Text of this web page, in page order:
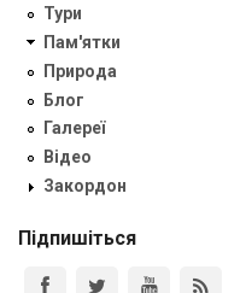
Тури
Пам'ятки
Природа
Блог
Галереї
Відео
Закордон
Підпишіться